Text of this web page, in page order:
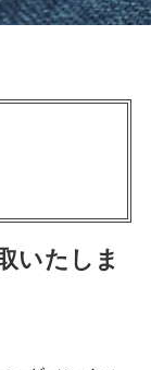
いたしま